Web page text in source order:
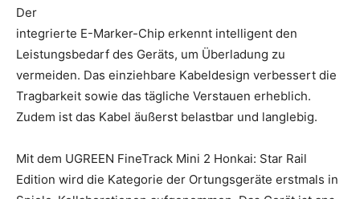
Der
integrierte E-Marker-Chip erkennt intelligent den
Leistungsbedarf des Geräts, um Überladung zu
vermeiden. Das einziehbare Kabeldesign verbessert die
Tragbarkeit sowie das tägliche Verstauen erheblich.
Zudem ist das Kabel äußerst belastbar und langlebig.
Mit dem UGREEN FineTrack Mini 2 Honkai: Star Rail
Edition wird die Kategorie der Ortungsgeräte erstmals in